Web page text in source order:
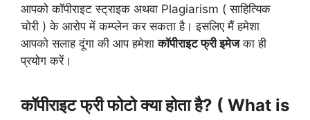
आपको कॉपीराइट स्ट्राइक अथवा Plagiarism ( साहित्यिक
चोरी ) के आरोप में कम्प्लेन कर सकता है। इसलिए मैं हमेशा
आपको सलाह दूंगा की आप हमेशाकॉपीराइट फ्री इमेजका ही
प्रयोग करें।
कॉपीराइट फ्री फोटो क्या होता है? ( What is